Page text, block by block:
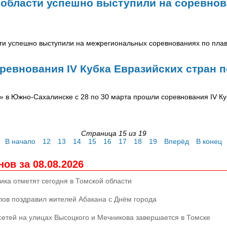
успешно выступили на
успешно выступили на межрегиональных соревнованиях по
IV Кубка Евразийских стран
в Южно-Сахалинске с 28 по 30 марта прошли соревнования IV
Страница 15 из 19
В начало
12 13 14 15 16 17 18 19 Вперёд В конец
за 08.08.2026
отметят сегодня в Томской области
поздравил жителей Абакана с Днём города
на улицах Высоцкого и Мечникова завершается в Томске